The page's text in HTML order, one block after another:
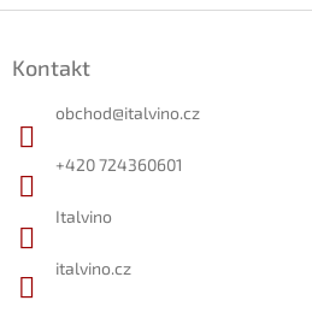
Kontakt
obchod@italvino.cz
+420 724360601
Italvino
italvino.cz